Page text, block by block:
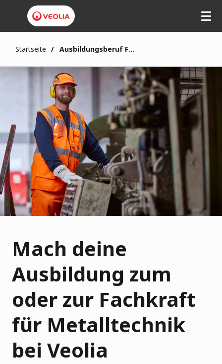
Startseite Ausbildungsberuf Fachkraft für Metalltechnik
Mach deine
Ausbildung zum
oder zur Fachkraft
für Metalltechnik
bei Veolia